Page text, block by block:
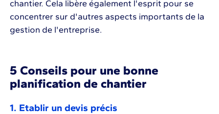
chantier. Cela libère également l'esprit pour se
concentrer sur d'autres aspects importants de la
gestion de l'entreprise.
5 Conseils pour une bonne
planification de chantier
1. Etablir un devis précis